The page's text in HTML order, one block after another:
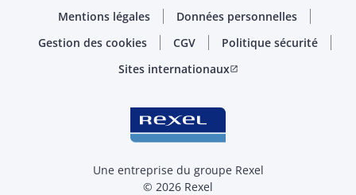
Mentions légales
Données personnelles
Gestion des cookies
CGV
Politique sécurité
Sites internationauxopen_in_new
Une entreprise du groupe Rexel
© 2026 Rexel